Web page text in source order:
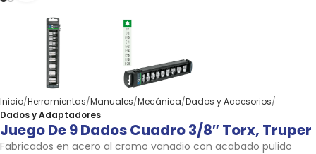
Inicio Herramientas Manuales Mecánica Dados y Accesorios
Dados y Adaptadores
Juego De 9 Dados Cuadro 3/8″ Torx, Truper
Fabricados en acero al cromo vanadio con acabado pulido